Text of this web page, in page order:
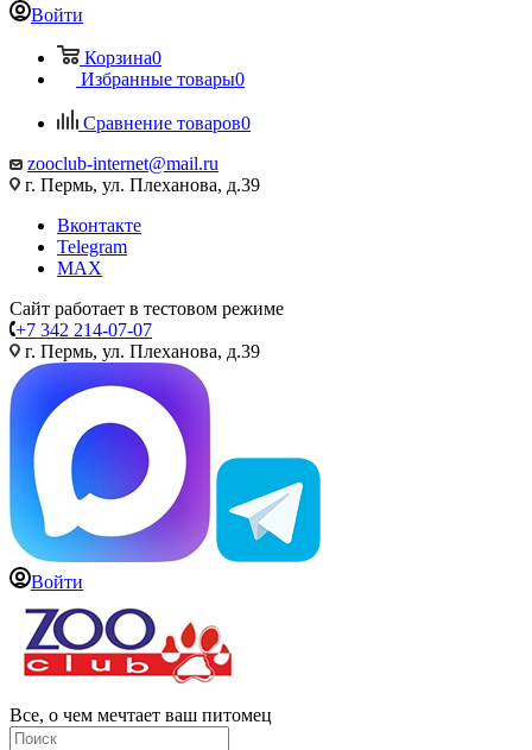
Войти
Корзина0
Избранные товары0
Сравнение товаров0
zooclub-internet@mail.ru
г. Пермь, ул. Плеханова, д.39
Вконтакте
Telegram
MAX
Сайт работает в тестовом режиме
+7 342 214-07-07
г. Пермь, ул. Плеханова, д.39
Войти
Все, о чем мечтает ваш питомец